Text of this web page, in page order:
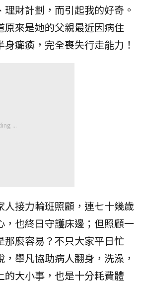
財計劃，而引起我的好奇。
原來是她的父親最近因病住
癱瘓，完全喪失行走能力！
人接力輪班照顧，連七十幾歲
，也終日守護床邊；但照顧一
那麼容易？不只大家平日忙
舉凡協助病人翻身，洗澡，
的大小事，也是十分耗費體